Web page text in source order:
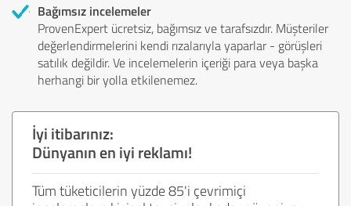
Bağımsız incelemeler
ProvenExpert ücretsiz, bağımsız ve tarafsızdır. Müşteriler
değerlendirmelerini kendi rızalarıyla yaparlar - görüşleri
satılık değildir. Ve incelemelerin içeriği para veya başka
herhangi bir yolla etkilenemez.
İyi itibarınız:
Dünyanın en iyi reklamı!
Tüm tüketicilerin yüzde 85'i çevrimiçi